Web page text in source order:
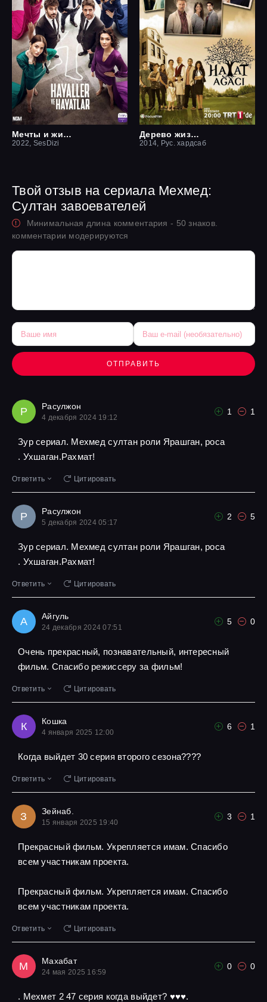
Мечты и жизни
2022, SesDizi
Дерево жизни
2014, Рус. хардсаб
Твой отзыв на сериала Мехмед:
Султан завоевателей
Минимальная длина комментария - 50 знаков.
комментарии модерируются
ОТПРАВИТЬ
Р Расулжон
4 декабря 2024 19:12
1 1
Зур сериал. Мехмед султан роли Ярашган, роса
. Ухшаган.Рахмат!
Ответить Цитировать
Р Расулжон
5 декабря 2024 05:17
2 5
Зур сериал. Мехмед султан роли Ярашган, роса
. Ухшаган.Рахмат!
Ответить Цитировать
А Айгуль
24 декабря 2024 07:51
5 0
Очень прекрасный, познавательный, интересный
фильм. Спасибо режиссеру за фильм!
Ответить Цитировать
К Кошка
4 января 2025 12:00
6 1
Когда выйдет 30 серия второго сезона????
Ответить Цитировать
З Зейнаб.
15 января 2025 19:40
3 1
Прекрасный фильм. Укрепляется имам. Спасибо
всем участникам проекта.
Прекрасный фильм. Укрепляется имам. Спасибо
всем участникам проекта.
Ответить Цитировать
М Махабат
24 мая 2025 16:59
0 0
. Мехмет 2 47 серия когда выйдет? ♥️♥️♥️.